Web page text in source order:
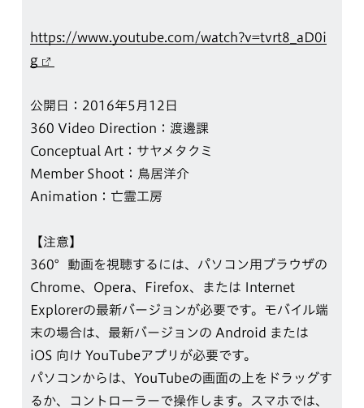
https://www.youtube.com/watch?v=tvrt8_aD0i
g
公開日：2016年5月12日
360 Video Direction：渡邊課
Conceptual Art：サヤメタクミ
Member Shoot：鳥居洋介
Animation：亡霊工房
【注意】
360°動画を視聴するには、パソコン用ブラウザの
Chrome、Opera、Firefox、または Internet
Explorerの最新バージョンが必要です。モバイル端
末の場合は、最新バージョンの Android または
iOS 向け YouTubeアプリが必要です。
パソコンからは、YouTubeの画面の上をドラッグす
るか、コントローラーで操作し­ます。スマホでは、